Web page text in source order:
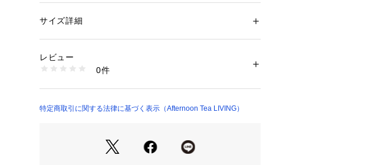
高級感漂う仕上がりに。就寝時や飛行機などの移動時、
徴。やわらかフィットも相俟って、心地よいあたたかさ
をご実感いただけます。
1点ごとに柄の出方が違うことがあります。
性別：レディース
ゴム紐：ポリエステル100％
生産国：中国製
JA45-25102204 （ショップ）
サイズ詳細
レビュー
0件
特定商取引に関する法律に基づく表示（Afternoon Tea LIVING）